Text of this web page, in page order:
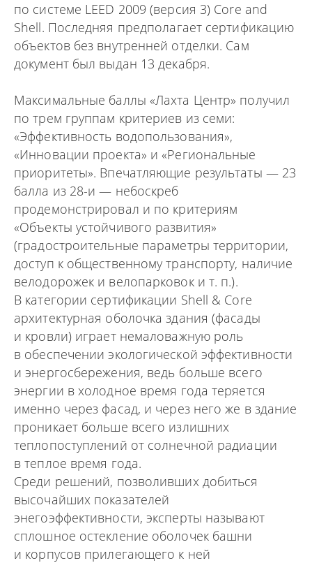
по системе LEED 2009 (версия 3) Core and
Shell. Последняя предполагает сертификацию
объектов без внутренней отделки. Сам
документ был выдан 13 декабря.
Максимальные баллы «Лахта Центр» получил
по трем группам критериев из семи:
«Эффективность водопользования»,
«Инновации проекта» и «Региональные
приоритеты». Впечатляющие результаты — 23
балла из 28-и — небоскреб
продемонстрировал и по критериям
«Объекты устойчивого развития»
(градостроительные параметры территории,
доступ к общественному транспорту, наличие
велодорожек и велопарковок и т. п.).
В категории сертификации Shell & Core
архитектурная оболочка здания (фасады
и кровли) играет немаловажную роль
в обеспечении экологической эффективности
и энергосбережения, ведь больше всего
энергии в холодное время года теряется
именно через фасад, и через него же в здание
проникает больше всего излишних
теплопоступлений от солнечной радиации
в теплое время года.
Среди решений, позволивших добиться
высочайших показателей
энегоэффективности, эксперты называют
сплошное остекление оболочек башни
и корпусов прилегающего к ней